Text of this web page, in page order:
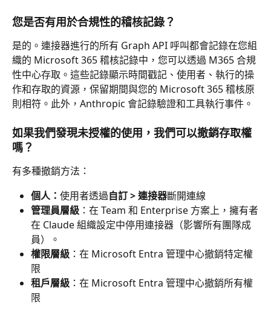
您是否有用於合規性的稽核記錄？
是的。連接器進行的所有 Graph API 呼叫都會記錄在您組
織的 Microsoft 365 稽核記錄中，您可以透過 M365 合規
性中心存取。這些記錄顯示時間戳記、使用者、執行的操
作和存取的資源，保留期間與您的 Microsoft 365 稽核原
則相符。此外，Anthropic 會記錄驗證和工具執行事件。
如果我們發現未授權的使用，我們可以撤銷存取權
嗎？
有多種撤銷方法：
個人： 使用者透過自訂 > 連接器斷開連線
管理員層級：在 Team 和 Enterprise 方案上，擁有者
在 Claude 組織設定中停用連接器（影響所有團隊成
員）。
權限層級：在 Microsoft Entra 管理中心撤銷特定權
限
租戶層級：在 Microsoft Entra 管理中心撤銷所有權
限